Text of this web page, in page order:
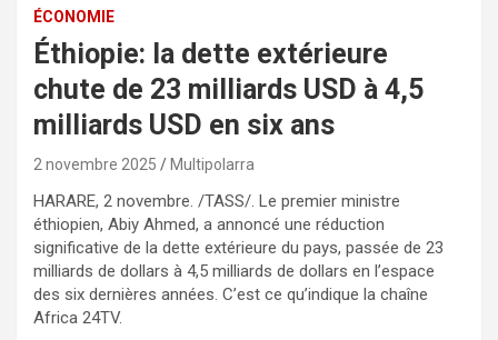
ÉCONOMIE
Éthiopie: la dette extérieure
chute de 23 milliards USD à 4,5
milliards USD en six ans
2 novembre 2025 Multipolarra
HARARE, 2 novembre. /TASS/. Le premier ministre
éthiopien, Abiy Ahmed, a annoncé une réduction
significative de la dette extérieure du pays, passée de 23
milliards de dollars à 4,5 milliards de dollars en l’espace
des six dernières années. C’est ce qu’indique la chaîne
Africa 24TV.